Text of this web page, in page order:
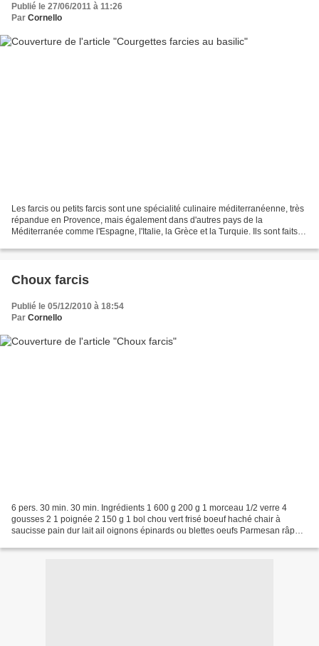
Publié le 27/06/2011 à 11:26
Par Cornello
Les farcis ou petits farcis sont une spécialité culinaire méditerranéenne, très
répandue en Provence, mais également dans d'autres pays de la
Méditerranée comme l'Espagne, l'Italie, la Grèce et la Turquie. Ils sont faits à
Choux farcis
Publié le 05/12/2010 à 18:54
Par Cornello
6 pers. 30 min. 30 min. Ingrédients 1 600 g 200 g 1 morceau 1/2 verre 4
gousses 2 1 poignée 2 150 g 1 bol chou vert frisé boeuf haché chair à
saucisse pain dur lait ail oignons épinards ou blettes oeufs Parmesan râpé